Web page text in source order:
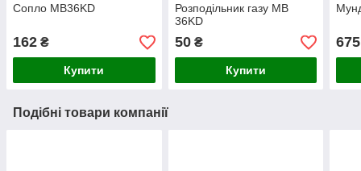
Сопло MB36KD
162 ₴
Купити
Розподільник газу MB
36KD
50₴
Купити
675
Подібні товари компанії